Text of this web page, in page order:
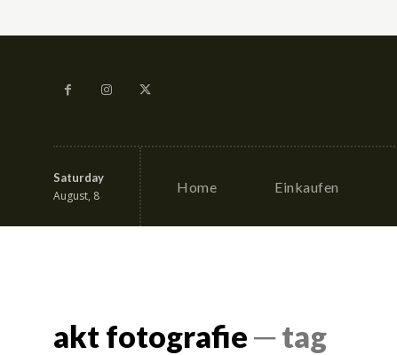
Saturday
August, 8
Home Einkaufen
akt fotografie─ tag